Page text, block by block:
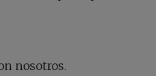
nosotros.